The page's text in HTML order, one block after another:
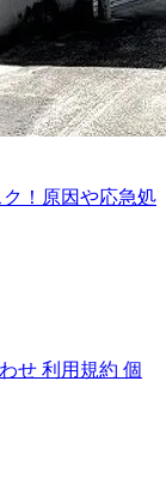
！原因や応急処
せ 利用規約 個